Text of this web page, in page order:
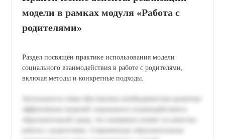
модели в рамках модуля «Работа с
родителями»
Раздел посвящён практике использования модели
социального взаимодействия в работе с родителями,
включая методы и конкретные подходы.